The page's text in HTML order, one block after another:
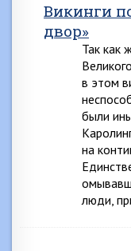
Викинги
двор»
Так как
в этом
были
на
люди,